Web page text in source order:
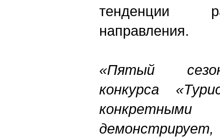
тенденции
направления.
«Пятый
конкурса